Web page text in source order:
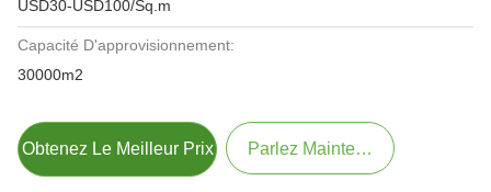
USD30-USD100/Sq.m
Capacité D'approvisionnement:
30000m2
Obtenez Le Meilleur Prix Parlez Maintenant.